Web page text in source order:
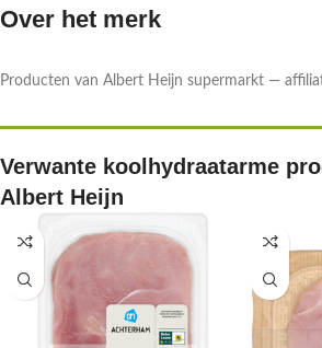
Over het merk
Producten van Albert Heijn supermarkt —
Verwante koolhydraatarme
Albert Heijn